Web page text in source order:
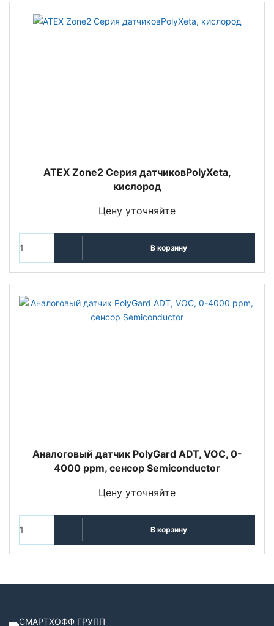
ATEX Zone2 Серия датчиковPolyXeta,
кислород
Цену уточняйте
В корзину
Аналоговый датчик PolyGard ADT, VOC, 0-
4000 ppm, сенсор Semiconductor
Цену уточняйте
В корзину